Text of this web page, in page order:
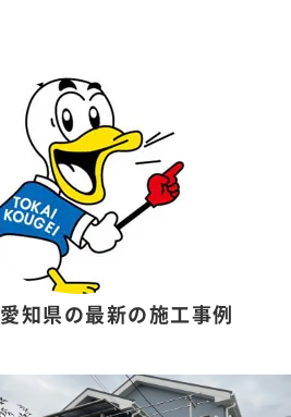
愛知県の最新の施工事例